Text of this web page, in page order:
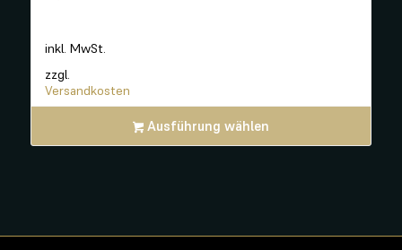
inkl. MwSt.
zzgl.
Versandkosten
Ausführung wählen